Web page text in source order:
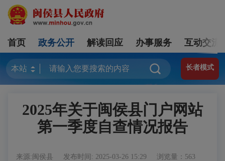
首页 政务公开 解读回应 办事服务 互动交流
长者模式
2025年关于闽侯县门户网站
第一季度自查情况报告
来源:闽侯县 发布时间: 2025-03-26 15:29 浏览量：563